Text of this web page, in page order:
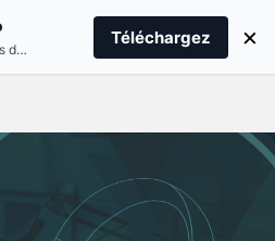
play_arrow PLAY CINEMUSIC
Les + Belles Musiques de Films et Séries
Téléchargez ×